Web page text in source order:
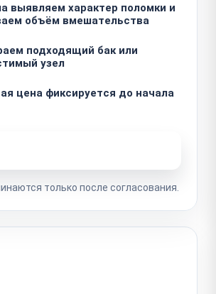
выявляем характер поломки и
объём вмешательства
подходящий бак или
узел
цена фиксируется до начала
только после согласования.